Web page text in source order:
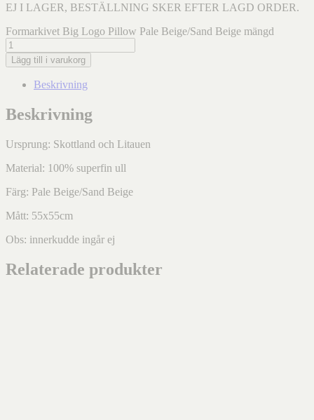
EJ I LAGER, BESTÄLLNING SKER EFTER LAGD ORDER.
Formarkivet Big Logo Pillow Pale Beige/Sand Beige mängd
Lägg till i varukorg
Beskrivning
Beskrivning
Ursprung: Skottland och Litauen
Material: 100% superfin ull
Färg: Pale Beige/Sand Beige
Mått: 55x55cm
Obs: innerkudde ingår ej
Relaterade produkter